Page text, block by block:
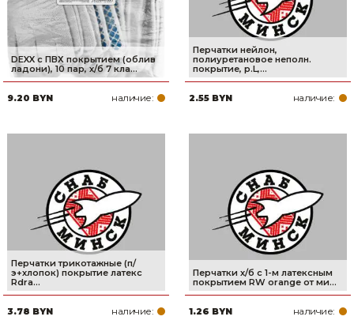
DEXX с ПВХ покрытием (облив
ладони), 10 пар, х/б 7 кла...
9.20 BYN наличие:
Перчатки нейлон,
полиуретановое неполн.
покрытие, р.L,...
2.55 BYN наличие:
Перчатки трикотажные (п/
э+хлопок) покрытие латекс
Rdra...
3.78 BYN наличие:
Перчатки х/б с 1-м латексным
покрытием RW orange от ми...
1.26 BYN наличие: